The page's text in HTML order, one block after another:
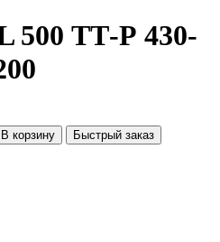
500 ТТ-Р 430-
В корзину
Быстрый заказ